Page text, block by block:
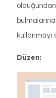
kullanmayı
Düzen: